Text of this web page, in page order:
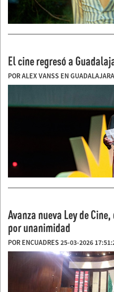
El cine regresó a
POR ALEX VANSS EN
Avanza nueva Ley de
por unanimidad
POR ENCUADRES 25-03-2026